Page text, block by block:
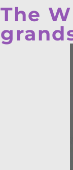
The